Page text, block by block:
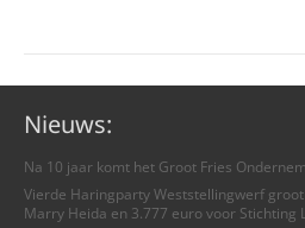
Nieuws:
Na 10 jaar komt het Groot Fries
Vierde Haringparty Weststellingwerf
Marry Heida en 3.777 euro voor Stichting